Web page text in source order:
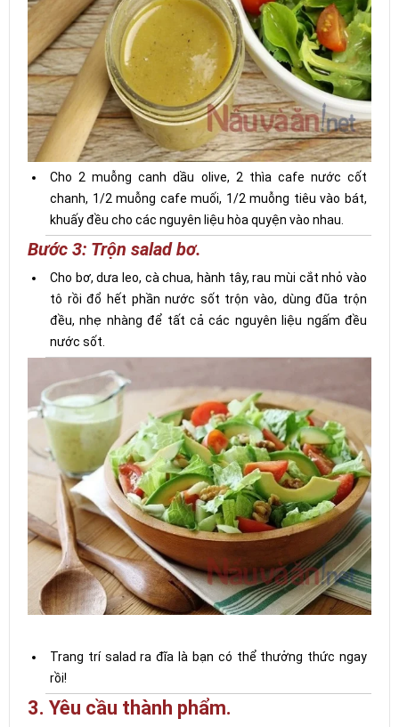
Cho 2 muỗng canh dầu olive, 2 thìa cafe nước cốt
chanh, 1/2 muỗng cafe muối, 1/2 muỗng tiêu vào bát,
khuấy đều cho các nguyên liệu hòa quyện vào nhau.
Bước 3: Trộn salad bơ.
Cho bơ, dưa leo, cà chua, hành tây, rau mùi cắt nhỏ vào
tô rồi đổ hết phần nước sốt trộn vào, dùng đũa trộn
đều, nhẹ nhàng để tất cả các nguyên liệu ngấm đều
nước sốt.
Trang trí salad ra đĩa là bạn có thể thưởng thức ngay
rồi!
3. Yêu cầu thành phẩm.